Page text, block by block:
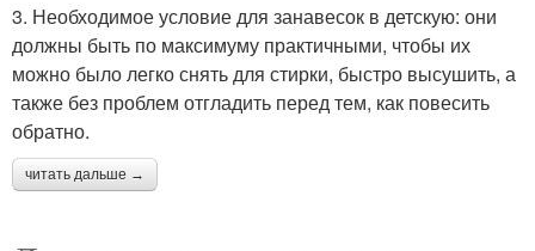
3. Необходимое условие для занавесок в детскую: они
должны быть по максимуму практичными, чтобы их
можно было легко снять для стирки, быстро высушить, а
также без проблем отгладить перед тем, как повесить
обратно.
читать дальше →